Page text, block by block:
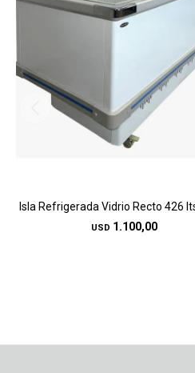
Isla Refrigerada Vidrio Recto 426
USD 1.100,00